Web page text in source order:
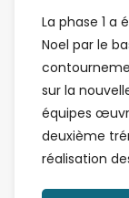
La phase 1 a
Noel par le
sur la
équipes
deuxième
réalisation